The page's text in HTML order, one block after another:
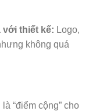
với thiết kế: Logo,
không quá
“điểm cộng” cho